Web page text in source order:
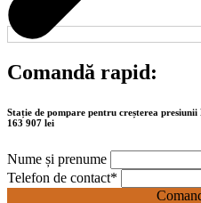
Comandă rapid:
Stație de pompare pentru creșterea presiunii
163 907 lei
Nume și prenume
Telefon de contact*